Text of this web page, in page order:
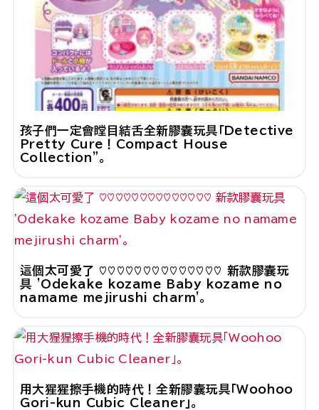
孩子們一定會瞠目結舌全新膠囊玩具「Detective
Pretty Cure！Compact House
Collection"。
這個太可愛了 ♡♡♡♡♡♡♡♡♡♡♡♡♡♡ 新款膠囊玩
具 'Odekake kozame Baby kozame no
namame mejirushi charm'。
用大猩猩擦手機的時代！全新膠囊玩具「Woohoo
Gori-kun Cubic Cleaner」。